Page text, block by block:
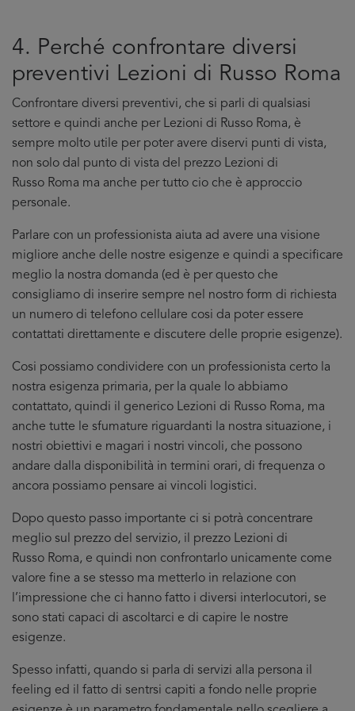
4. Perché confrontare diversi
preventivi Lezioni di Russo Roma
Confrontare diversi preventivi, che si parli di qualsiasi
settore e quindi anche per Lezioni di Russo Roma, è
sempre molto utile per poter avere diservi punti di vista,
non solo dal punto di vista del prezzo Lezioni di
Russo Roma ma anche per tutto cio che è approccio
personale.
Parlare con un professionista aiuta ad avere una visione
migliore anche delle nostre esigenze e quindi a specificare
meglio la nostra domanda (ed è per questo che
consigliamo di inserire sempre nel nostro form di richiesta
un numero di telefono cellulare cosi da poter essere
contattati direttamente e discutere delle proprie esigenze).
Cosi possiamo condividere con un professionista certo la
nostra esigenza primaria, per la quale lo abbiamo
contattato, quindi il generico Lezioni di Russo Roma, ma
anche tutte le sfumature riguardanti la nostra situazione, i
nostri obiettivi e magari i nostri vincoli, che possono
andare dalla disponibilità in termini orari, di frequenza o
ancora possiamo pensare ai vincoli logistici.
Dopo questo passo importante ci si potrà concentrare
meglio sul prezzo del servizio, il prezzo Lezioni di
Russo Roma, e quindi non confrontarlo unicamente come
valore fine a se stesso ma metterlo in relazione con
l’impressione che ci hanno fatto i diversi interlocutori, se
sono stati capaci di ascoltarci e di capire le nostre
esigenze.
Spesso infatti, quando si parla di servizi alla persona il
feeling ed il fatto di sentrsi capiti a fondo nelle proprie